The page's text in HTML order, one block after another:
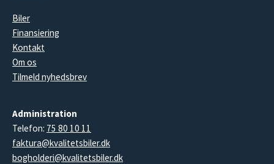
Biler
Finansiering
Kontakt
Om os
Tilmeld nyhedsbrev
Administration
Telefon: 75 80 10 11
faktura@kvalitetsbiler.dk
bogholderi@kvalitetsbiler.dk